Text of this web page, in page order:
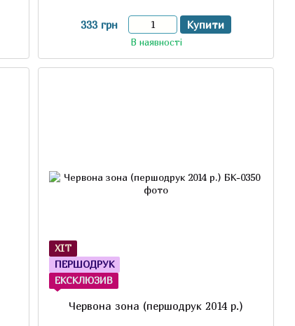
333 грн Купити
В наявності
ХІТ
ПЕРШОДРУК
ЕКСКЛЮЗИВ
Червона зона (першодрук 2014 р.)